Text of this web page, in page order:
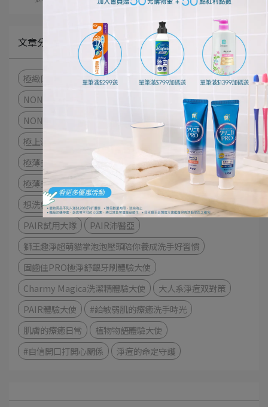
文章分類
極緻口腔呵護體驗
細潔適齦佳極緻8效系列
NONIO終結口氣漱口水
衣物清潔
NONIO最強口氣應援
趣淨你的手
日本先進萃取酵素
極上濃密機能超進化
茶究柔護
極薄多功音波電動牙刷
牙刷
極薄多功音波電動牙刷體驗
想洗就淨超自由！奈米樂體驗
奈米樂
NANOX one
PAIR試用大隊
PAIR沛醫亞
獅王趣淨超萌貓掌泡泡壓頭陪你養成洗手好習慣
固齒佳PRO極淨舒齦牙刷體驗大使
Charmy Magica洗潔精體驗大使
大人系淨痘双對策
PAIR體驗大使
#給敏弱肌的療癒洗手時光
肌膚的療癒日常
植物物語體驗大使
#自信開口打開心關係
淨痘的命定守護